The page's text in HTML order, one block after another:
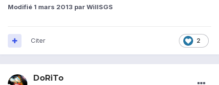
Modifié 1 mars 2013 par WillSGS
2
Citer
DoRiTo